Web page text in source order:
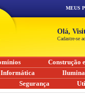
MEUS
Olá,
Cadastre-se
Construção
Informática
Segurança